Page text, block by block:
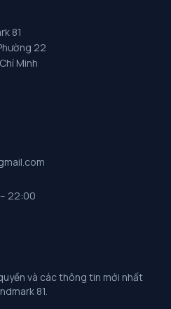
81
22
Minh
22:00
và các thông tin mới nhất
81.